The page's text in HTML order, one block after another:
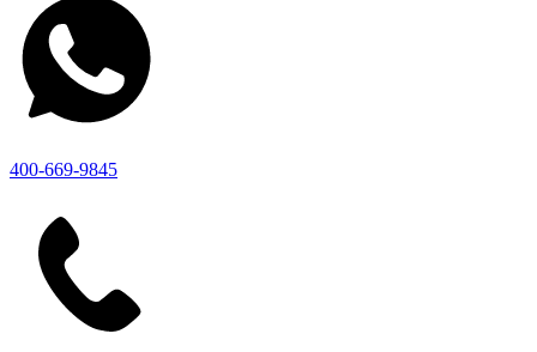
400-669-9845